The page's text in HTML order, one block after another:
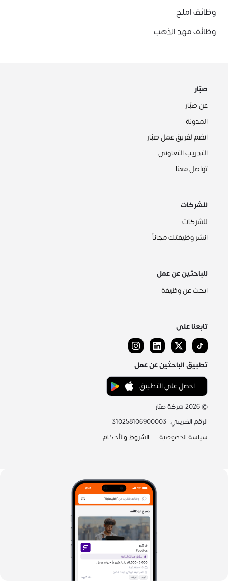
وظائف املج
وظائف مهد الذهب
صبّار
عن صبّار
المدونة
انضم لفريق عمل صبّار
التدريب التعاوني
تواصل معنا
للشركات
للشركات
انشر وظيفتك مجاناً
للباحثين عن عمل
ابحث عن وظيفة
تابعنا على
تطبيق الباحثين عن عمل
احصل على التطبيق
©
2026شركة صبّار
الرقم الضريبي:
310258106900003
سياسة الخصوصية
الشروط والأحكام